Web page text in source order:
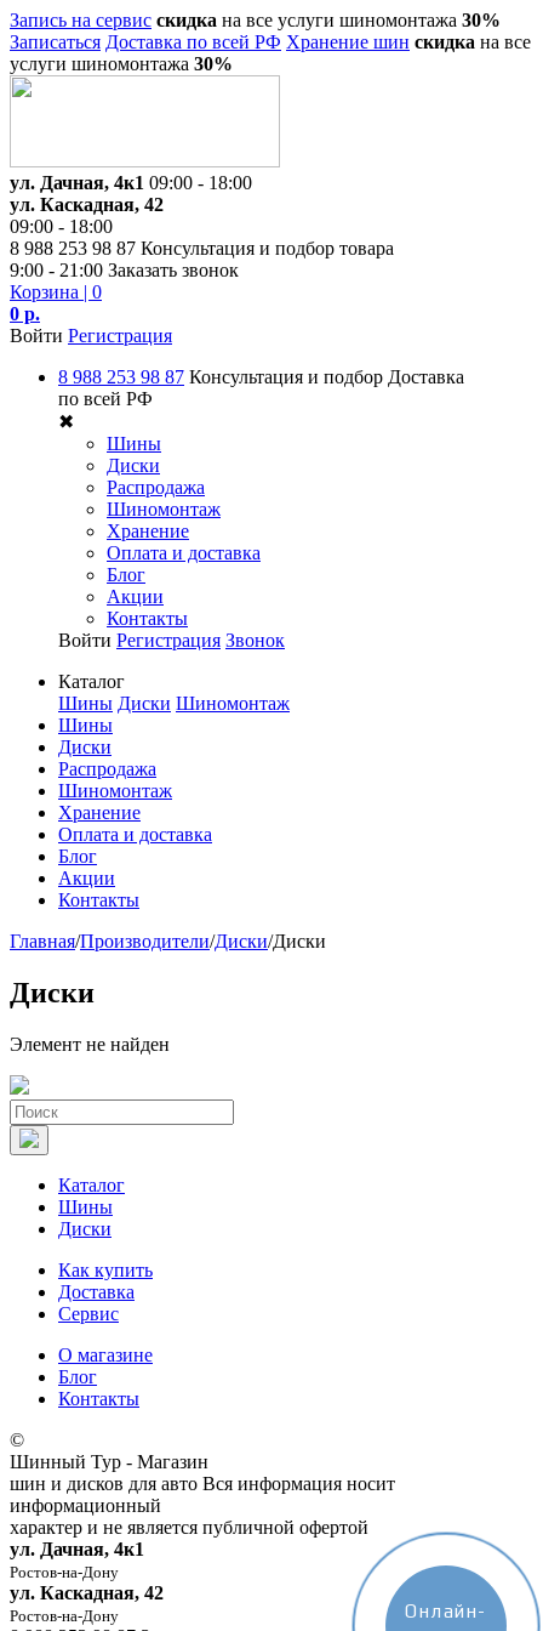
Запись на сервис скидка на все услуги шиномонтажа 30%
Записаться Доставка по всей РФ Хранение шин скидка на все
услуги шиномонтажа 30%
ул. Дачная, 4к1 09:00 - 18:00
ул. Каскадная, 42
09:00 - 18:00
8 988 253 98 87 Консультация и подбор товара
9:00 - 21:00 Заказать звонок
Корзина | 0
0 р.
Войти Регистрация
8 988 253 98 87 Консультация и подбор Доставка
по всей РФ
✖
Шины
Диски
Распродажа
Шиномонтаж
Хранение
Оплата и доставка
Блог
Акции
Контакты
Войти Регистрация Звонок
Каталог
Шины Диски Шиномонтаж
Шины
Диски
Распродажа
Шиномонтаж
Хранение
Оплата и доставка
Блог
Акции
Контакты
Главная/Производители/Диски/Диски
Диски
Элемент не найден
Каталог
Шины
Диски
Как купить
Доставка
Сервис
О магазине
Блог
Контакты
©
Шинный Тур - Магазин
шин и дисков для авто Вся информация носит
информационный
характер и не является публичной офертой
ул. Дачная, 4к1
Ростов-на-Дону
ул. Каскадная, 42
Ростов-на-Дону Онлайн-